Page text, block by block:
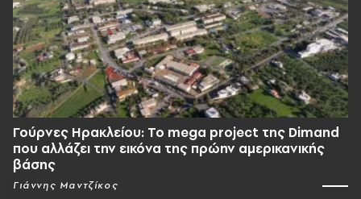
Γούρνες Ηρακλείου: To mega project της Dimand
που αλλάζει την εικόνα της πρώην αμερικανικής
βάσης
Γιάννης Μαντζίκος